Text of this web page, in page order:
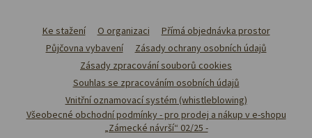
Ke stažení O organizaci
Přímá objednávka prostor
Půjčovna vybavení
Zásady ochrany osobních údajů
Zásady zpracování souborů cookies
Souhlas se zpracováním osobních údajů
Vnitřní oznamovací systém (whistleblowing)
Všeobecné obchodní podmínky - pro prodej a nákup v e-shopu
„Zámecké návrší“ 02/25 -